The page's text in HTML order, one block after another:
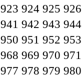
923 924 925 926
941 942 943 944
950 951 952 953
968 969 970 971
977 978 979 980